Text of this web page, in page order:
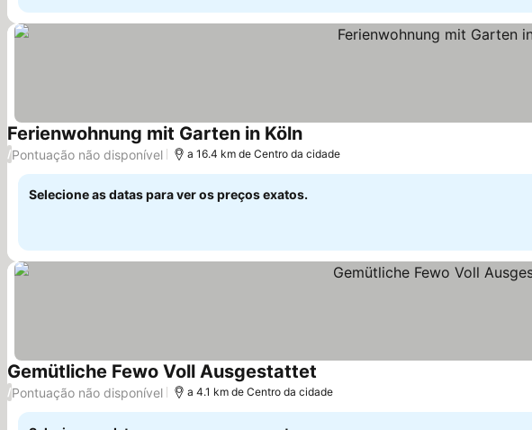
Ferienwohnung mit Garten in KölnVer preços
/Pontuação não disponível a 16.4 km de Centro da cidade
Selecione as datas para ver os preços exatos.
Gemütliche Fewo Voll Ausgestattet
/Pontuação não disponível a 4.1 km de Centro da cidade